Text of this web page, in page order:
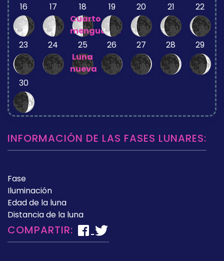
16 17
18
Cuarto
menguante
19 20 21 22
23 24
25
Luna
nueva
26 27 28 29
30
INFORMACIÓN DE LAS FASES LUNARES:
Fase
Iluminación
Edad de la luna
Distancia de la luna
COMPARTIR: